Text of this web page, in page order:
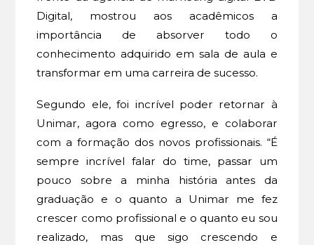
Digital, mostrou aos acadêmicos a
importância de absorver todo o
conhecimento adquirido em sala de aula e
transformar em uma carreira de sucesso.
Segundo ele, foi incrível poder retornar à
Unimar, agora como egresso, e colaborar
com a formação dos novos profissionais. “É
sempre incrível falar do time, passar um
pouco sobre a minha história antes da
graduação e o quanto a Unimar me fez
crescer como profissional e o quanto eu sou
realizado, mas que sigo crescendo e